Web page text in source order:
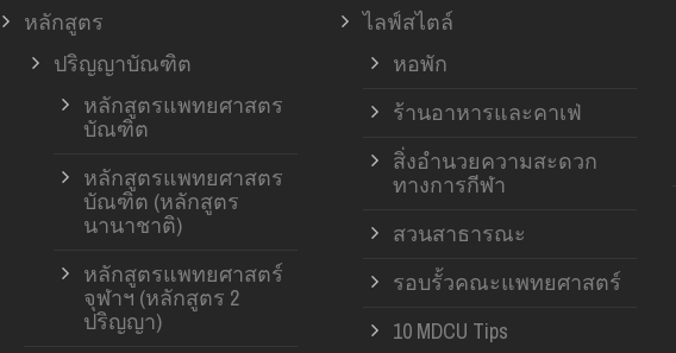
หลักสูตร
ปริญญาบัณฑิต
หลักสูตรแพทยศาสตร
บัณฑิต
หลักสูตรแพทยศาสตร
บัณฑิต (หลักสูตร
นานาชาติ)
หลักสูตรแพทยศาสตร์
จุฬาฯ (หลักสูตร 2
ปริญญา)
ไลฟ์สไตล์
หอพัก
ร้านอาหารและคาเฟ่
สิ่งอำนวยความสะดวก
ทางการกีฬา
สวนสาธารณะ
รอบรั้วคณะแพทยศาสตร์
10 MDCU Tips